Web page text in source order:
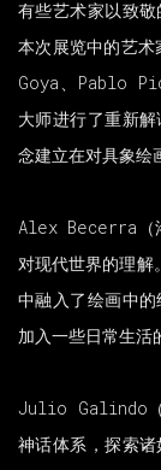
有些艺术家以致
本次展览中的艺
Goya、Pablo
大师进行了重新
念建立在对具象绘
Alex Becerra（
对现代世界的理
中融入了绘画中
加入一些日常生活
Julio Galindo（
神话体系，探索